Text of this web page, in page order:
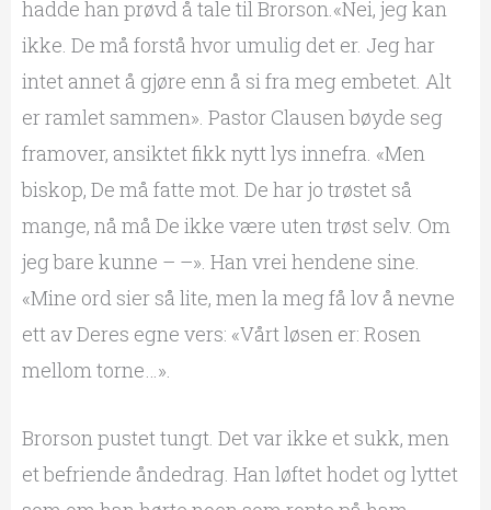
hadde han prøvd å tale til Brorson.«Nei, jeg kan
ikke. De må forstå hvor umulig det er. Jeg har
intet annet å gjøre enn å si fra meg embetet. Alt
er ramlet sammen». Pastor Clausen bøyde seg
framover, ansiktet fikk nytt lys innefra. «Men
biskop, De må fatte mot. De har jo trøstet så
mange, nå må De ikke være uten trøst selv. Om
jeg bare kunne – –». Han vrei hendene sine.
«Mine ord sier så lite, men la meg få lov å nevne
ett av Deres egne vers: «Vårt løsen er: Rosen
mellom torne…».
Brorson pustet tungt. Det var ikke et sukk, men
et befriende åndedrag. Han løftet hodet og lyttet